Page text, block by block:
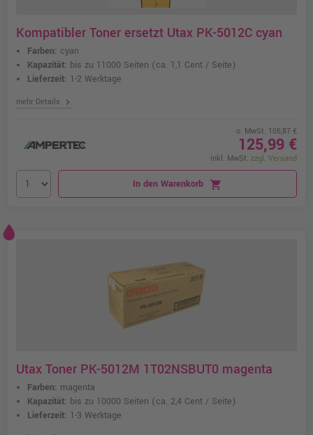
Kompatibler Toner ersetzt Utax PK-5012C cyan
Farben: cyan
Kapazität: bis zu 11000 Seiten (ca. 1,1 Cent / Seite)
Lieferzeit: 1-2 Werktage
mehr Details chevron_right
o. MwSt. 105,87 €
125,99 €
inkl. MwSt. zzgl. Versand
In den Warenkorb shopping_cart
Utax Toner PK-5012M 1T02NSBUT0 magenta
Farben: magenta
Kapazität: bis zu 10000 Seiten (ca. 2,4 Cent / Seite)
Lieferzeit: 1-3 Werktage